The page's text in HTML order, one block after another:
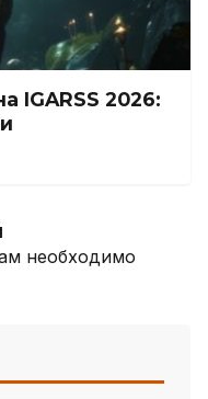
IGARSS 2026:
необходимо